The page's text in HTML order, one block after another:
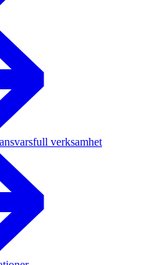
verksamhet